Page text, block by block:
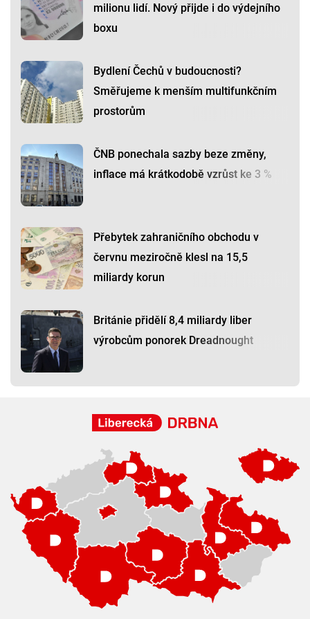
milionu lidí. Nový přijde i do výdejního
boxu
Bydlení Čechů v budoucnosti?
Směřujeme k menším multifunkčním
prostorům
ČNB ponechala sazby beze změny,
inflace má krátkodobě vzrůst ke 3 %
Přebytek zahraničního obchodu v
červnu meziročně klesl na 15,5
miliardy korun
Británie přidělí 8,4 miliardy liber
výrobcům ponorek Dreadnought